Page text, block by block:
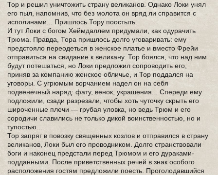
Тор и решил уничтожить страну великанов. Однако Локи унял
его пыл, напомнив, что без молота он вряд ли справится с
исполинами... Пришлось Тору поостыть.
И тут Локи с богом Хеймдаллем придумали, как одурачить
Трюма. Правда, Тора пришлось долго уговаривать: ему
предстояло переодеться в женское платье и вместо Фрейи
отправиться на свидание к великану. Тор боялся, что над ним
будут потешаться, но Локи предложил сопроводить его,
приняв за компанию женское обличье, и Тор поддался на
уговоры. С угрюмым ворчанием надел он на себя
подвенечный наряд: фату, венок, украшения... Спереди ему
подложили, сзади разрезали, чтобы хоть чуточку скрыть его
широченные плечи — грубая уловка, но ведь Трюм и его
сородичи славились не только дикой воинственностью, но и
тупостью...
Тор запряг в повозку священных козлов и отправился в страну
великанов, Локи был его проводником. Долго странствовали
боги и наконец предстали перед Трюмом и его дураками-
подданными. После приветственных речей в знак особого
расположения гостям предложили поесть. Проголодавшийся